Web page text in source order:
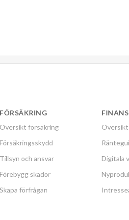
FÖRSÄKRING
Översikt försäkring
Försäkringsskydd
Tillsyn och ansvar
Förebygg skador
Skapa förfrågan
Översikt
Digitala